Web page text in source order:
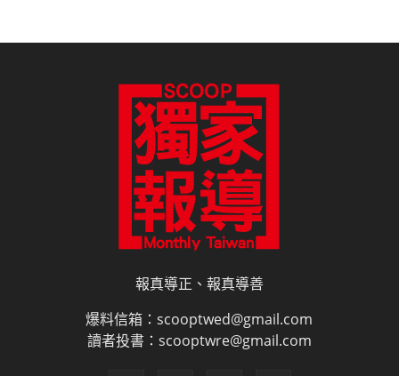
報真導正、報真導善
爆料信箱：scooptwed@gmail.com
讀者投書：scooptwre@gmail.com